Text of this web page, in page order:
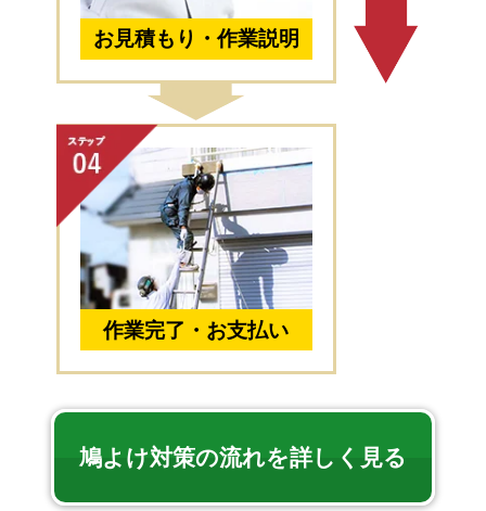
お見積もり・作業説明
作業完了・お支払い
鳩よけ対策の流れを詳しく見る